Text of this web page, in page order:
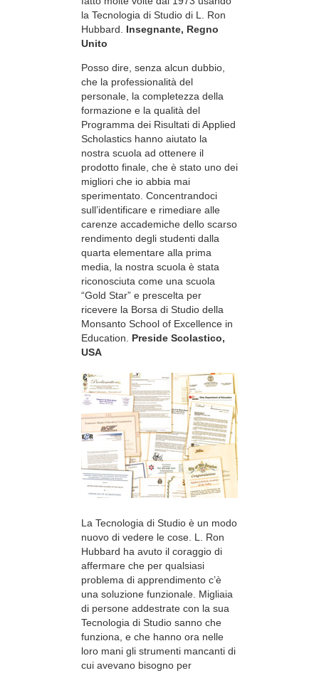
la Tecnologia di Studio di L. Ron
Hubbard. Insegnante, Regno
Unito
Posso dire, senza alcun dubbio,
che la professionalità del
personale, la completezza della
formazione e la qualità del
Programma dei Risultati di Applied
Scholastics hanno aiutato la
nostra scuola ad ottenere il
prodotto finale, che è stato uno dei
migliori che io abbia mai
sperimentato. Concentrandoci
sull’identificare e rimediare alle
carenze accademiche dello scarso
rendimento degli studenti dalla
quarta elementare alla prima
media, la nostra scuola è stata
riconosciuta come una scuola
“Gold Star” e prescelta per
ricevere la Borsa di Studio della
Monsanto School of Excellence in
Education. Preside Scolastico,
USA
La Tecnologia di Studio è un modo
nuovo di vedere le cose. L. Ron
Hubbard ha avuto il coraggio di
affermare che per qualsiasi
problema di apprendimento c’è
una soluzione funzionale. Migliaia
di persone addestrate con la sua
Tecnologia di Studio sanno che
funziona, e che hanno ora nelle
loro mani gli strumenti mancanti di
cui avevano bisogno per